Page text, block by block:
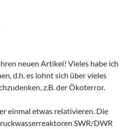
neuen Artikel! Vieles habe ich
d.h. es lohnt sich über vieles
z.B. der Ökoterror.
einmal etwas relativieren. Die
SWR/DWR